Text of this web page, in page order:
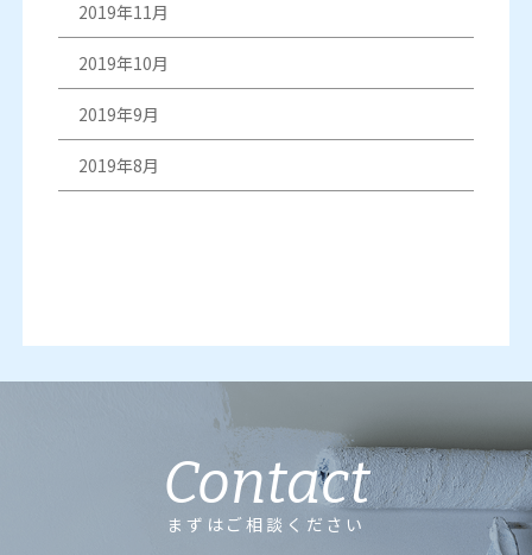
2019年11月
2019年10月
2019年9月
2019年8月
Contact
まずはご相談ください